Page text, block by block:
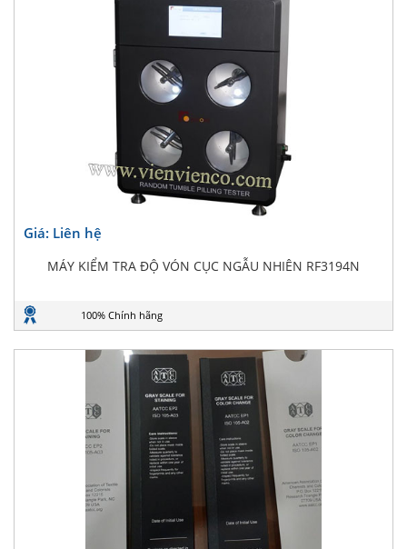
Giá: Liên hệ
MÁY KIỂM TRA ĐỘ VÓN CỤC NGẪU NHIÊN RF3194N
100% Chính hãng